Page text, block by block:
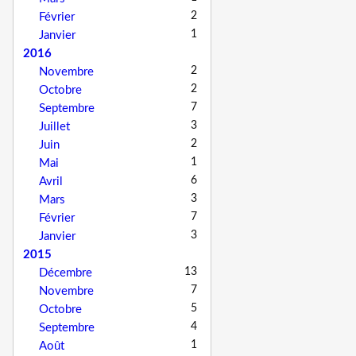
Février 2
Janvier 1
2016
Novembre
2
Octobre 2
Septembre 7
Juillet 3
Juin 2
Mai 1
Avril 6
Mars 3
Février 7
Janvier 3
2015
Décembre
13
Novembre 7
Octobre 5
Septembre 4
Août 1